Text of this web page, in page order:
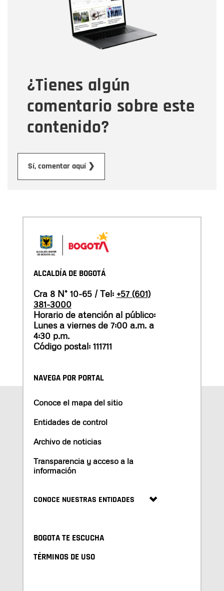
¿Tienes algún
comentario sobre este
contenido?
Sí, comentar aquí ❯
Correo electrónico
Tipo de comentario
Mensaje
ALCALDÍA DE BOGOTÁ
Cra 8 N° 10-65 / Tel: +57 (601)
381-3000
Horario de atención al público:
Lunes a viernes de 7:00 a.m. a
4:30 p.m.
Código postal: 111711
NAVEGA POR PORTAL
Conoce el mapa del sitio
Entidades de control
Archivo de noticias
Transparencia y acceso a la
información
CONOCE NUESTRAS ENTIDADES
BOGOTA TE ESCUCHA
TÉRMINOS DE USO